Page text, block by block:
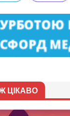
ЦІКАВО